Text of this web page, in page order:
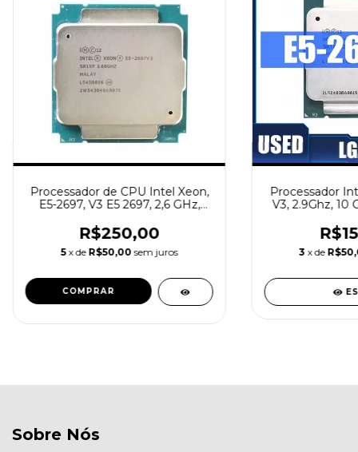
Processador de CPU Intel Xeon,
E5-2697, V3 E5 2697, 2,6 GHz,
Threads, 35M, 145W, 22nm, LGA
2011-3 Usado
R$250,00
5 x de R$50,00 sem juros
Processador
V3, 2.9Ghz, 10
3 x de
Sobre Nós